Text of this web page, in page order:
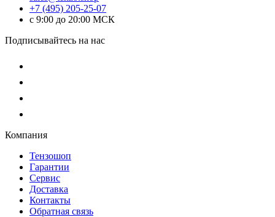
+7 (495) 205-25-07
с 9:00 до 20:00 МСК
Подписывайтесь на нас
Компания
Тензошоп
Гарантии
Сервис
Доставка
Контакты
Обратная связь